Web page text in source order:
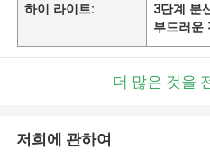
하이 라이트:
3단계 분
부드러운
더 많은 것을
저희에 관하여